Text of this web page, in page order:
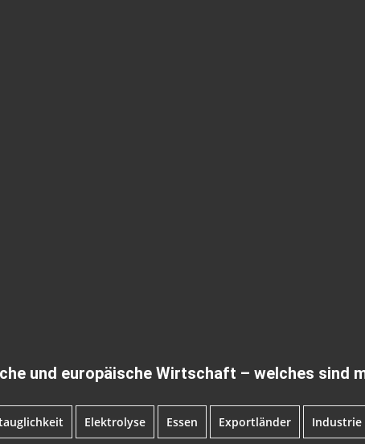
und europäische Wirtschaft – welches sind
Elektrolyse Essen Exportländer Industrie